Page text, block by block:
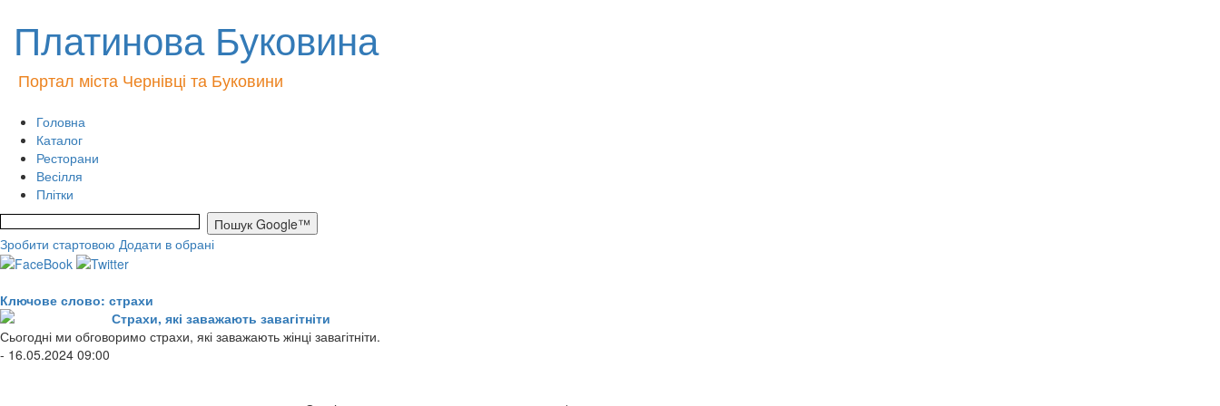
Платинова Буковина
Портал міста Чернівці та Буковини
Головна
Каталог
Ресторани
Весілля
Плітки
Зробити стартовою Додати в обрані
Ключове слово: страхи
Страхи, які заважають завагітніти
Сьогодні ми обговоримо страхи, які заважають жінці завагітніти.
- 16.05.2024 09:00